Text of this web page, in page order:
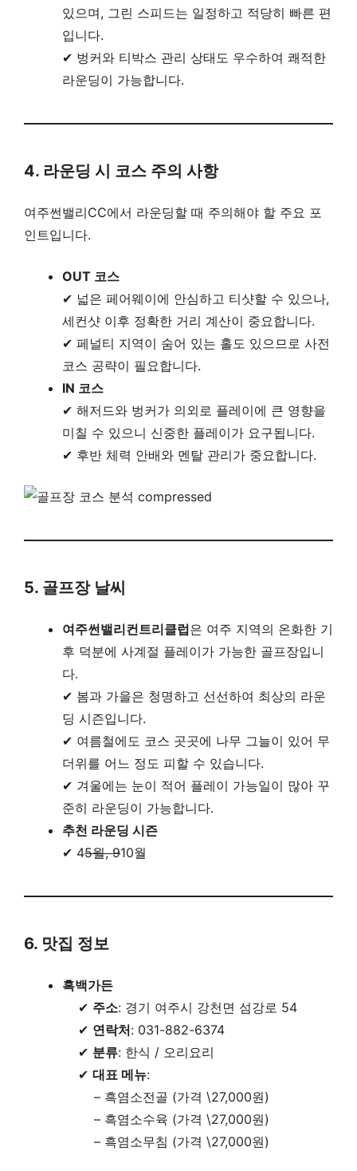
있으며, 그린 스피드는 일정하고 적당히 빠른 편
입니다.
✔ 벙커와 티박스 관리 상태도 우수하여 쾌적한
라운딩이 가능합니다.
4. 라운딩 시 코스 주의 사항
여주썬밸리CC에서 라운딩할 때 주의해야 할 주요 포
인트입니다.
OUT 코스
✔ 넓은 페어웨이에 안심하고 티샷할 수 있으나,
세컨샷 이후 정확한 거리 계산이 중요합니다.
✔ 페널티 지역이 숨어 있는 홀도 있으므로 사전
코스 공략이 필요합니다.
IN 코스
✔ 해저드와 벙커가 의외로 플레이에 큰 영향을
미칠 수 있으니 신중한 플레이가 요구됩니다.
✔ 후반 체력 안배와 멘탈 관리가 중요합니다.
5. 골프장 날씨
여주썬밸리컨트리클럽은 여주 지역의 온화한 기
후 덕분에 사계절 플레이가 가능한 골프장입니
다.
✔ 봄과 가을은 청명하고 선선하여 최상의 라운
딩 시즌입니다.
✔ 여름철에도 코스 곳곳에 나무 그늘이 있어 무
더위를 어느 정도 피할 수 있습니다.
✔ 겨울에는 눈이 적어 플레이 가능일이 많아 꾸
준히 라운딩이 가능합니다.
추천 라운딩 시즌
✔ 45월, 910월
6. 맛집 정보
흑백가든
✔ 주소: 경기 여주시 강천면 섬강로 54
✔ 연락처: 031-882-6374
✔ 분류: 한식 / 오리요리
✔ 대표 메뉴:
– 흑염소전골 (가격 \27,000원)
– 흑염소수육 (가격 \27,000원)
– 흑염소무침 (가격 \27,000원)